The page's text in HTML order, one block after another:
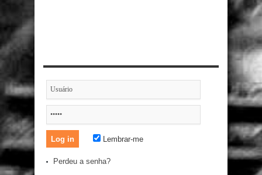
Lembrar-me
Perdeu a senha?